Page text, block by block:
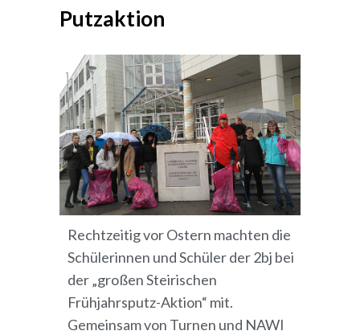
Putzaktion
Rechtzeitig vor Ostern machten die
Schülerinnen und Schüler der 2bj bei
der „großen Steirischen
Frühjahrsputz-Aktion“ mit.
Gemeinsam von Turnen und NAWI